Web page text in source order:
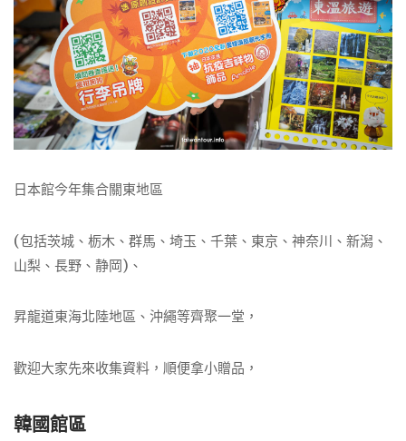
日本館今年集合關東地區
(包括茨城、栃木、群馬、埼玉、千葉、東京、神奈川、新潟、
山梨、長野、静岡)、
昇龍道東海北陸地區、沖繩等齊聚一堂，
歡迎大家先來收集資料，順便拿小贈品，
韓國館區